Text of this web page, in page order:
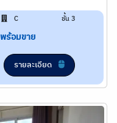
C ชั้น 3
พร้อมขาย
รายละเอียด